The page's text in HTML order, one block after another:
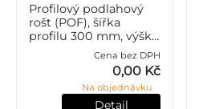
Profilový podlahový
rošt (POF), šířka
profilu 300 mm, výška
50 mm, síla 2,5 mm,
ocel S235JR (ST37.2
nebo také ČSN 11373)
bez povrchové úpravy.
Cena bez DPH
0,00 Kč
Na objednávku
Detail